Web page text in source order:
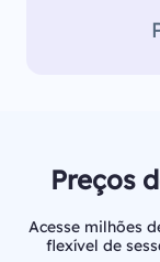
Preços
Acesse milhões
flexível de